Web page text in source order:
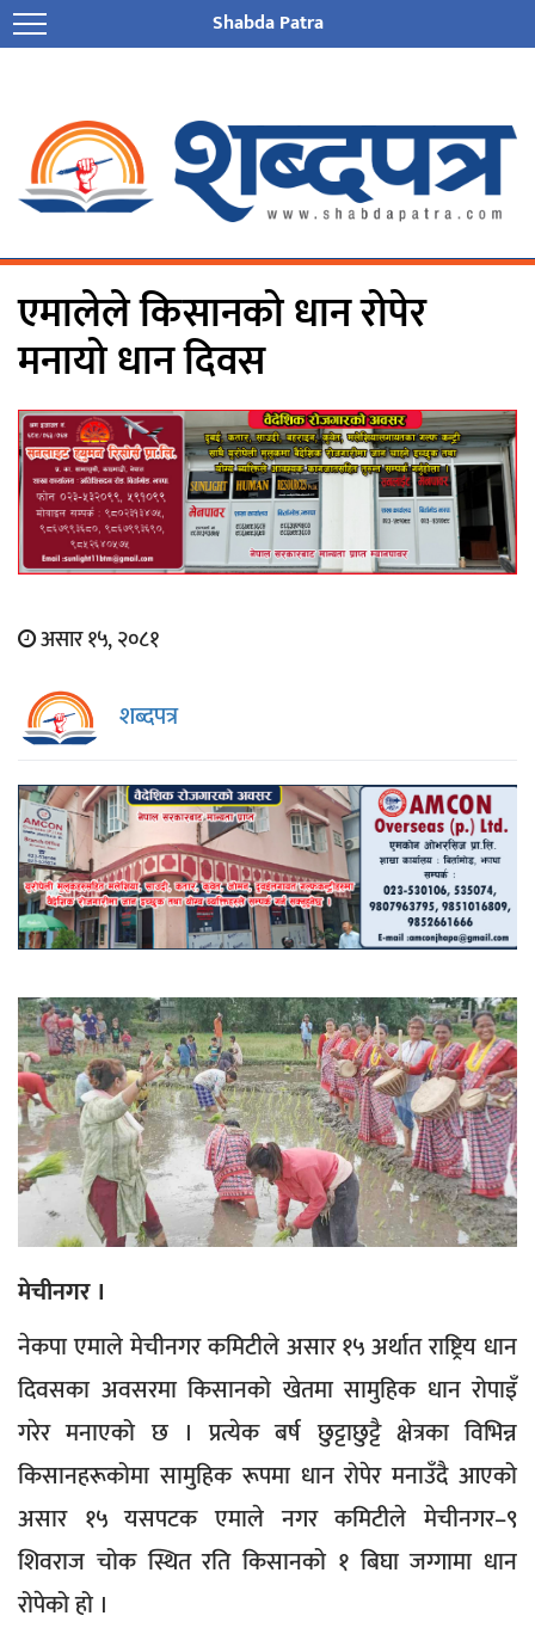
Shabda Patra
एमालेले किसानको धान रोपेर
मनायो धान दिवस
असार १५, २०८१
शब्दपत्र
मेचीनगर ।
नेकपा एमाले मेचीनगर कमिटीले असार १५ अर्थात राष्ट्रिय धान
दिवसका अवसरमा किसानको खेतमा सामुहिक धान रोपाइँ
गरेर मनाएको छ । प्रत्येक बर्ष छुट्टाछुट्टै क्षेत्रका विभिन्न
किसानहरूकोमा सामुहिक रूपमा धान रोपेर मनाउँदै आएको
असार १५ यसपटक एमाले नगर कमिटीले मेचीनगर–९
शिवराज चोक स्थित रति किसानको १ बिघा जग्गामा धान
रोपेको हो ।